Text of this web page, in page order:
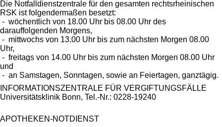
Die Notfalldienstzentrale für den gesamten rechtsrheinischen
RSK ist folgendermaßen besetzt:
- wöchentlich von 18.00 Uhr bis 08.00 Uhr des
darauffolgenden Morgens,
- mittwochs von 13.00 Uhr bis zum nächsten Morgen 08.00
Uhr,
- freitags von 14.00 Uhr bis zum nächsten Morgen 08.00 Uhr
und
- an Samstagen, Sonntagen, sowie an Feiertagen, ganztägig.
INFORMATIONSZENTRALE FÜR VERGIFTUNGSFÄLLE
Universitätsklinik Bonn, Tel.-Nr.: 0228-19240
APOTHEKEN-NOTDIENST